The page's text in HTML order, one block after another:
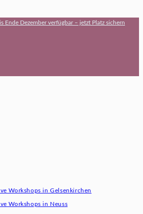
Ende Dezember verfügbar – jetzt Platz sichern
Workshops in Gelsenkirchen
Workshops in Neuss